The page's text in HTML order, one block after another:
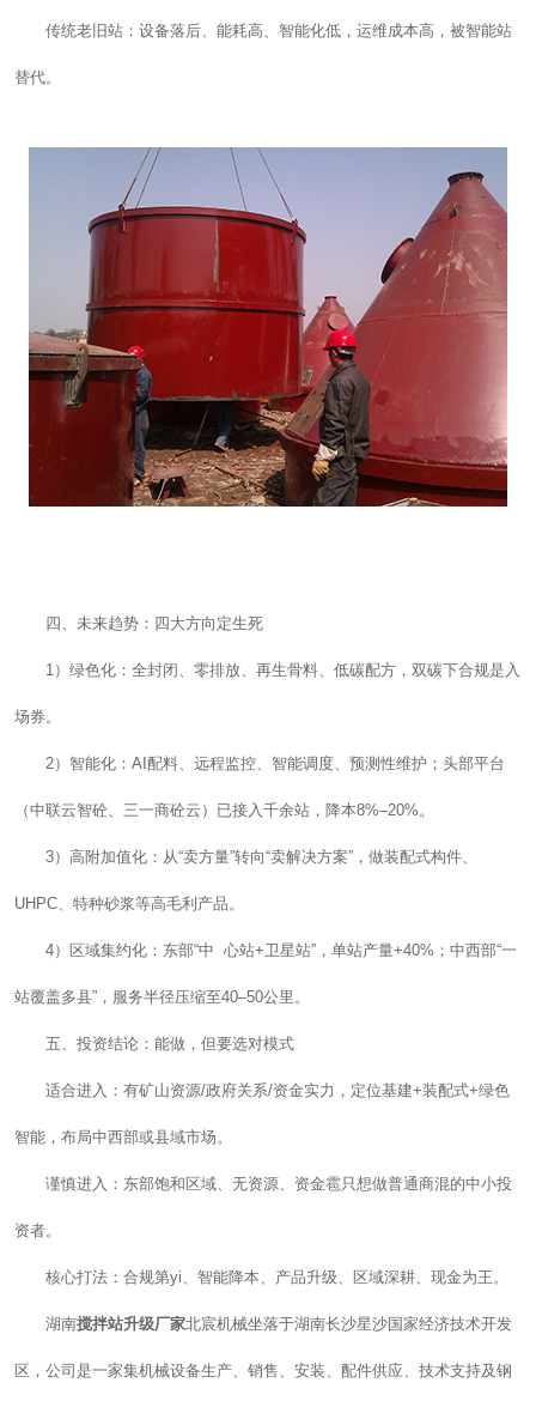
传统老旧站：设备落后、能耗高、智能化低，运维成本高，被智能站
替代。
四、未来趋势：四大方向定生死
1）绿色化：全封闭、零排放、再生骨料、低碳配方，双碳下合规是入
场券。
2）智能化：AI配料、远程监控、智能调度、预测性维护；头部平台
（中联云智砼、三一商砼云）已接入千余站，降本8%–20%。
3）高附加值化：从“卖方量”转向“卖解决方案”，做装配式构件、
UHPC、特种砂浆等高毛利产品。
4）区域集约化：东部“中 心站+卫星站”，单站产量+40%；中西部“一
站覆盖多县”，服务半径压缩至40–50公里。
五、投资结论：能做，但要选对模式
适合进入：有矿山资源/政府关系/资金实力，定位基建+装配式+绿色
智能，布局中西部或县域市场。
谨慎进入：东部饱和区域、无资源、资金雹只想做普通商混的中小投
资者。
核心打法：合规第yi、智能降本、产品升级、区域深耕、现金为王。
湖南搅拌站升级厂家北宸机械坐落于湖南长沙星沙国家经济技术开发
区，公司是一家集机械设备生产、销售、安装、配件供应、技术支持及钢